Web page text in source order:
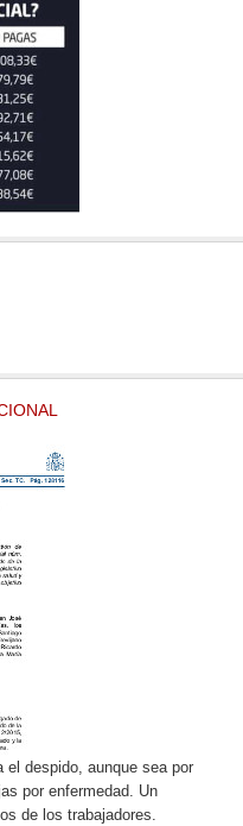
el despido, aunque sea por
por enfermedad. Un
de los trabajadores.